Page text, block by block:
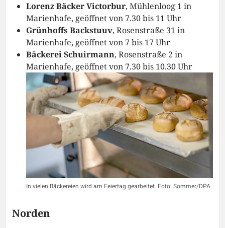
Lorenz Bäcker Victorbur, Mühlenloog 1 in
Marienhafe, geöffnet von 7.30 bis 11 Uhr
Grünhoffs Backstuuv, Rosenstraße 31 in
Marienhafe, geöffnet von 7 bis 17 Uhr
Bäckerei Schuirmann, Rosenstraße 2 in
Marienhafe, geöffnet von 7.30 bis 10.30 Uhr
In vielen Bäckereien wird am Feiertag gearbeitet. Foto: Sommer/DPA
Norden